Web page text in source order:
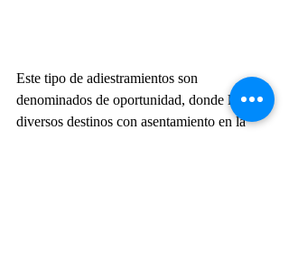
Este tipo de adiestramientos son
denominados de oportunidad, donde los
diversos destinos con asentamiento en la